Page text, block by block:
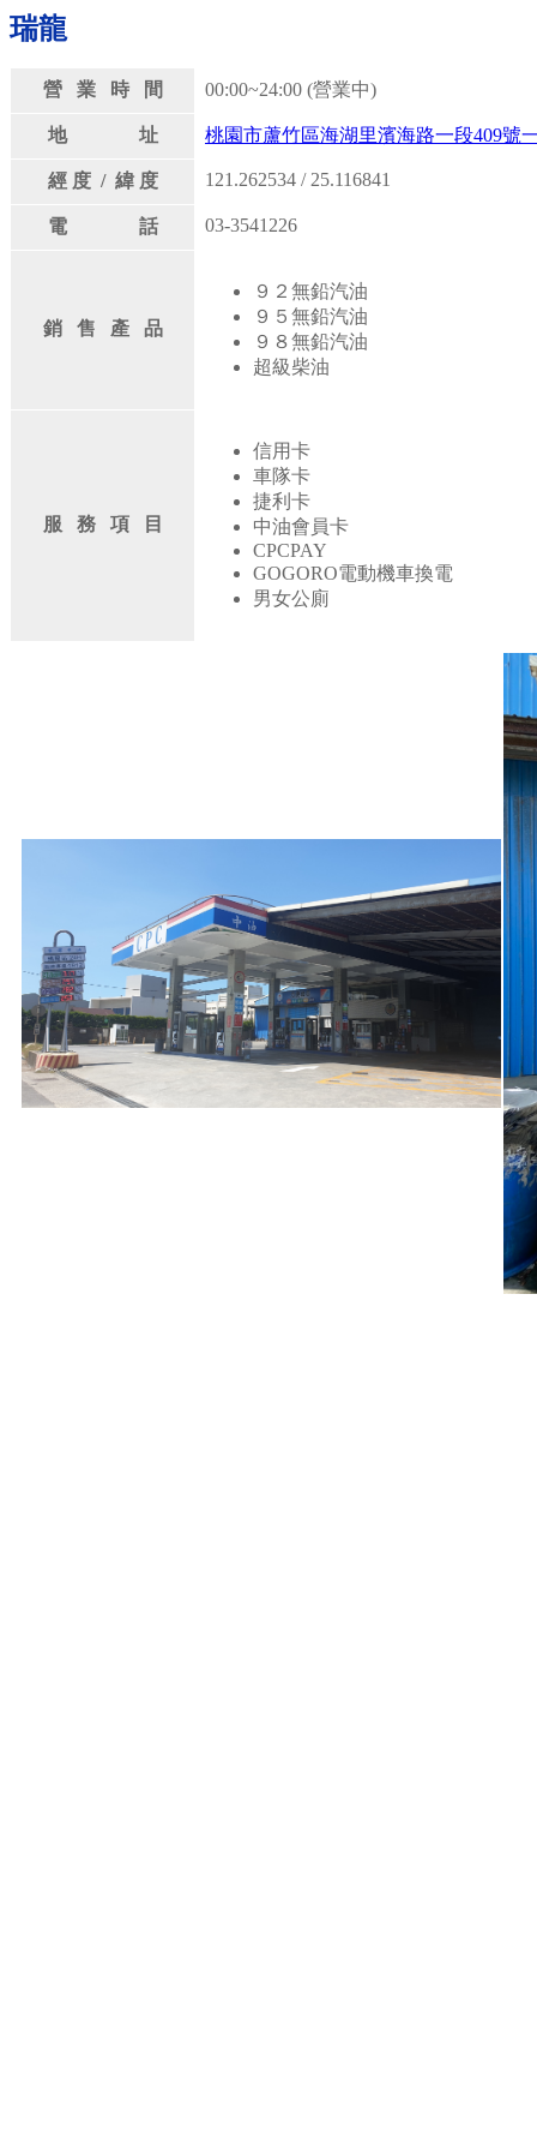
瑞龍
營 業 時 間 00:00~24:00 (營業中)
地 址 桃園市蘆竹區海湖里濱海路一段409號
經 度 / 緯 度 121.262534 / 25.116841
電 話 03-3541226
銷 售 產 品
９２無鉛汽油
９５無鉛汽油
９８無鉛汽油
超級柴油
服 務 項 目
信用卡
車隊卡
捷利卡
中油會員卡
CPCPAY
GOGORO電動機車換電
男女公廁